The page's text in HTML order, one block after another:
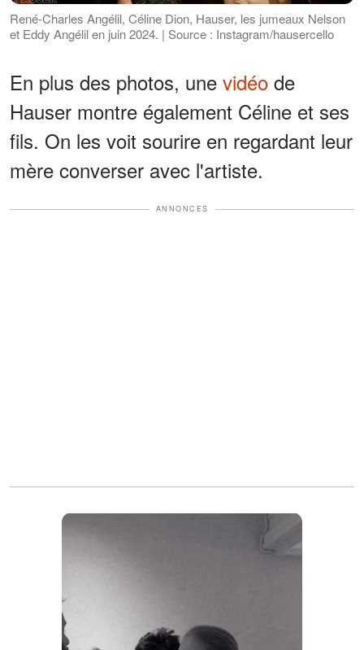
René-Charles Angélil, Céline Dion, Hauser, les jumeaux Nelson
et Eddy Angélil en juin 2024. | Source : Instagram/hausercello
En plus des photos, une vidéo de
Hauser montre également Céline et ses
fils. On les voit sourire en regardant leur
mère converser avec l'artiste.
ANNONCES